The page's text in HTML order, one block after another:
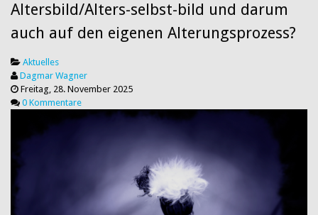
Altersbild/Alters-selbst-bild und darum
auch auf den eigenen Alterungsprozess?
Aktuelles
Dagmar Wagner
Freitag, 28. November 2025
0 Kommentare